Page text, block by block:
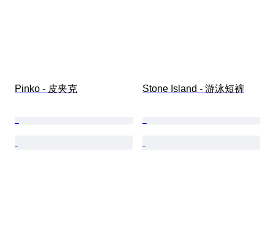
Pinko - 皮夹克 Stone Island - 游泳短裤